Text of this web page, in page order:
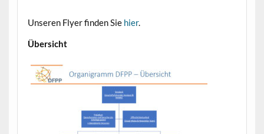
Unseren Flyer finden Sie hier.
Übersicht